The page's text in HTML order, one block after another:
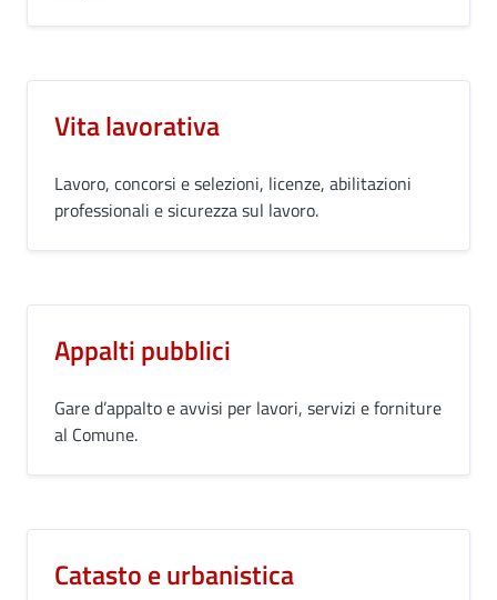
Vita lavorativa
Lavoro, concorsi e selezioni, licenze, abilitazioni
professionali e sicurezza sul lavoro.
Appalti pubblici
Gare d’appalto e avvisi per lavori, servizi e forniture
al Comune.
Catasto e urbanistica